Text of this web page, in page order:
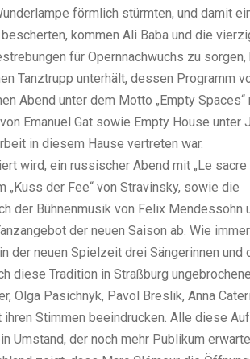
förmlich stürmten, und damit
kommen Ali Baba und die
für Opernnachwuchs zu sorgen,
Tanztrupp unterhält, dessen Programm
Abend unter dem Motto „Empty Spaces“
Emanuel Gat sowie Empty House unter
in diesem Hause vertreten war.
wird, ein russischer Abend mit „Le sacre
„Kuss der Fee“ von Stravinsky, sowie die
der Bühnenmusik von Felix Mendessohn
der neuen Saison ab. Wie immer
der neuen Spielzeit drei Sängerinnen und
diese Tradition in Straßburg
Olga Pasichnyk, Pavol Breslik, Anna
Stimmen beeindrucken. Alle diese
Umstand, der noch mehr Publikum